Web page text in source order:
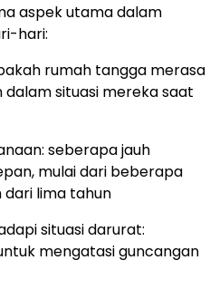
aspek utama dalam
hari:
rumah tangga merasa
situasi mereka saat
seberapa jauh
mulai dari beberapa
dari lima tahun
situasi darurat:
mengatasi guncangan